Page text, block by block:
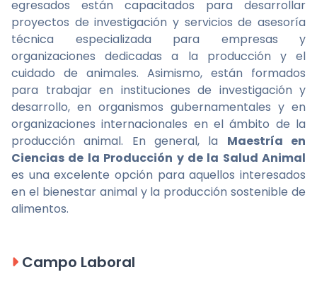
egresados están capacitados para desarrollar
proyectos de investigación y servicios de asesoría
técnica especializada para empresas y
organizaciones dedicadas a la producción y el
cuidado de animales. Asimismo, están formados
para trabajar en instituciones de investigación y
desarrollo, en organismos gubernamentales y en
organizaciones internacionales en el ámbito de la
producción animal. En general, la Maestría en
Ciencias de la Producción y de la Salud Animal
es una excelente opción para aquellos interesados
en el bienestar animal y la producción sostenible de
alimentos.
Campo Laboral